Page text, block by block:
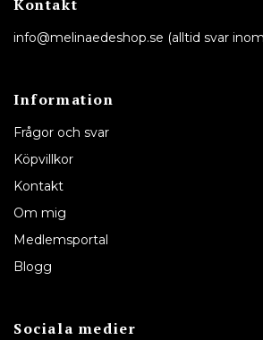
Kontakt
info@melinaedeshop.se (alltid svar
Information
Frågor och svar
Köpvillkor
Kontakt
Om mig
Medlemsportal
Blogg
Sociala medier